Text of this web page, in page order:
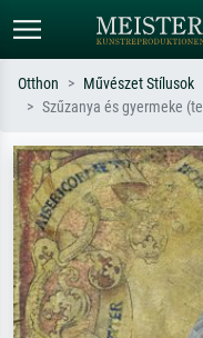
Keressen művész, műcím
szerint – pl. Monet,
impresszionizmus, Hokusai-
akt.
Otthon Művészet Stílusok
Szűzanya és gyermeke